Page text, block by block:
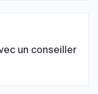
un conseiller